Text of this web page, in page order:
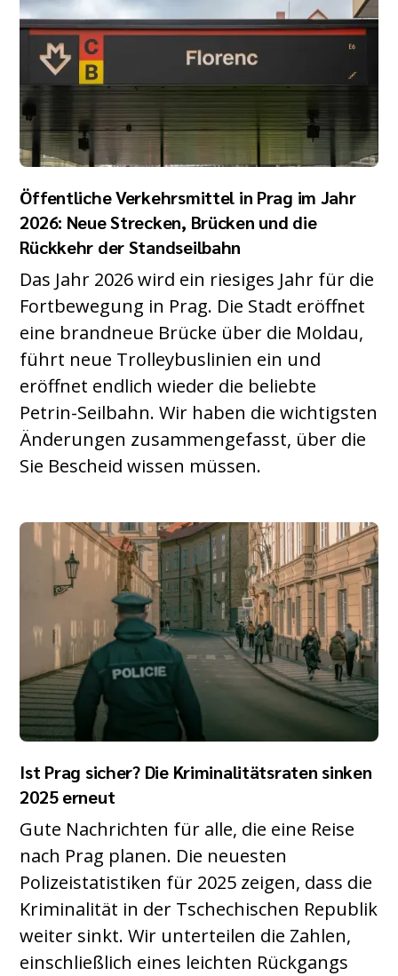
Öffentliche Verkehrsmittel in Prag im Jahr
2026: Neue Strecken, Brücken und die
Rückkehr der Standseilbahn
Das Jahr 2026 wird ein riesiges Jahr für die
Fortbewegung in Prag. Die Stadt eröffnet
eine brandneue Brücke über die Moldau,
führt neue Trolleybuslinien ein und
eröffnet endlich wieder die beliebte
Petrin-Seilbahn. Wir haben die wichtigsten
Änderungen zusammengefasst, über die
Sie Bescheid wissen müssen.
Ist Prag sicher? Die Kriminalitätsraten sinken
2025 erneut
Gute Nachrichten für alle, die eine Reise
nach Prag planen. Die neuesten
Polizeistatistiken für 2025 zeigen, dass die
Kriminalität in der Tschechischen Republik
weiter sinkt. Wir unterteilen die Zahlen,
einschließlich eines leichten Rückgangs